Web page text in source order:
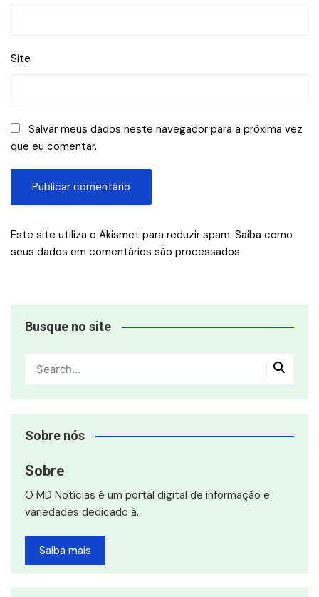
Site
Salvar meus dados neste navegador para a próxima vez
que eu comentar.
Este site utiliza o Akismet para reduzir spam. Saiba como
seus dados em comentários são processados.
Busque no site
Sobre nós
Sobre
O MD Notícias é um portal digital de informação e
variedades dedicado à…
Saiba mais